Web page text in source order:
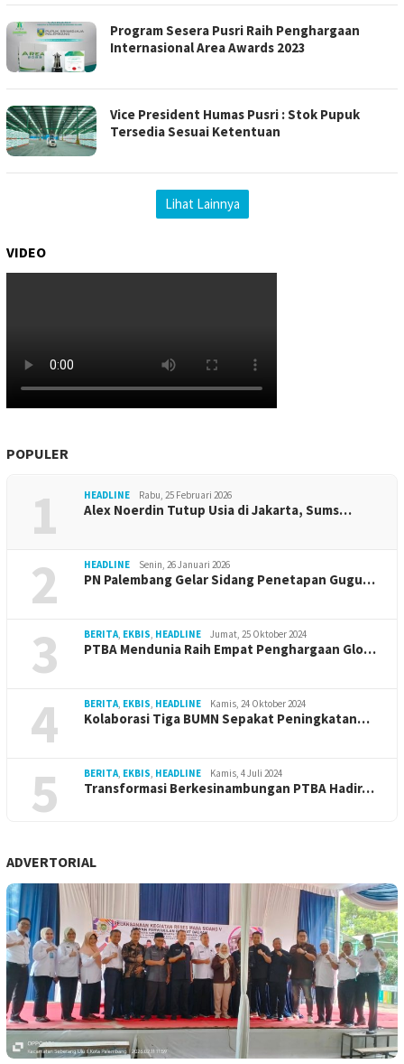
Program Sesera Pusri Raih Penghargaan
Internasional Area Awards 2023
Vice President Humas Pusri : Stok Pupuk
Tersedia Sesuai Ketentuan
Lihat Lainnya
VIDEO
POPULER
1 HEADLINE Rabu, 25 Februari 2026
Alex Noerdin Tutup Usia di Jakarta, Sums…
2 HEADLINE Senin, 26 Januari 2026
PN Palembang Gelar Sidang Penetapan Gugu…
3 BERITA, EKBIS, HEADLINE Jumat, 25 Oktober 2024
PTBA Mendunia Raih Empat Penghargaan Glo…
4 BERITA, EKBIS, HEADLINE Kamis, 24 Oktober 2024
Kolaborasi Tiga BUMN Sepakat Peningkatan…
5 BERITA, EKBIS, HEADLINE Kamis, 4 Juli 2024
Transformasi Berkesinambungan PTBA Hadir…
ADVERTORIAL